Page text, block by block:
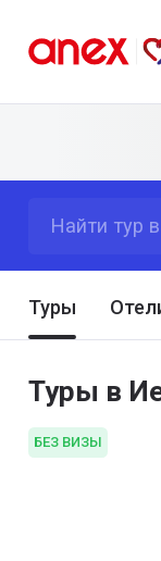
Найти тур
Туры
Туры в
БЕЗ ВИЗЫ